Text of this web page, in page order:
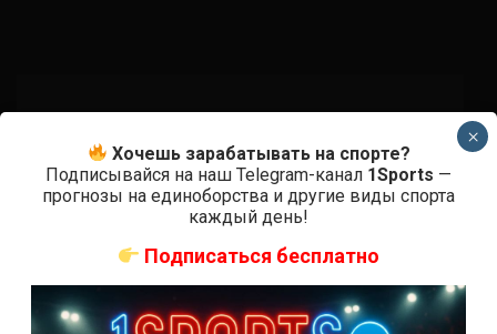
Подписаться
{} [+]
Хочешь зарабатывать на спорте?
Подписывайся на наш Telegram-канал 1Sports —
прогнозы на единоборства и другие виды спорта
каждый день!
Подписаться бесплатно
×